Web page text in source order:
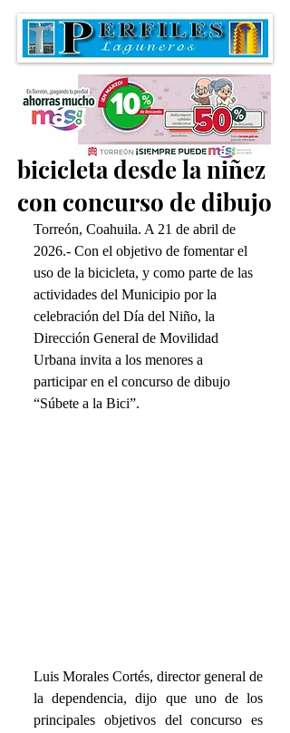
Promueven el uso de la
bicicleta desde la niñez
con concurso de dibujo
Torreón, Coahuila. A 21 de abril de
2026.- Con el objetivo de fomentar el
uso de la bicicleta, y como parte de las
actividades del Municipio por la
celebración del Día del Niño, la
Dirección General de Movilidad
Urbana invita a los menores a
participar en el concurso de dibujo
“Súbete a la Bici”.
Luis Morales Cortés, director general de
la dependencia, dijo que uno de los
principales objetivos del concurso es